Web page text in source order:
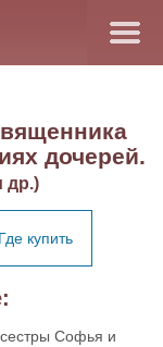
дочерей.
др.)
Где купить
Софья и